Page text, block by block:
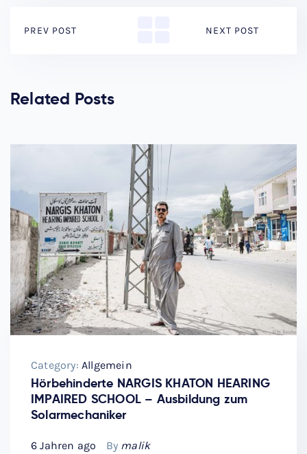
PREV POST NEXT POST
Related Posts
Category: Allgemein
Hörbehinderte NARGIS KHATON HEARING
IMPAIRED SCHOOL – Ausbildung zum
Solarmechaniker
6 Jahren ago By malik